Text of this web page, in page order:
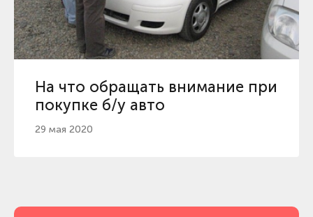
На что обращать внимание при
покупке б/у авто
29 мая 2020